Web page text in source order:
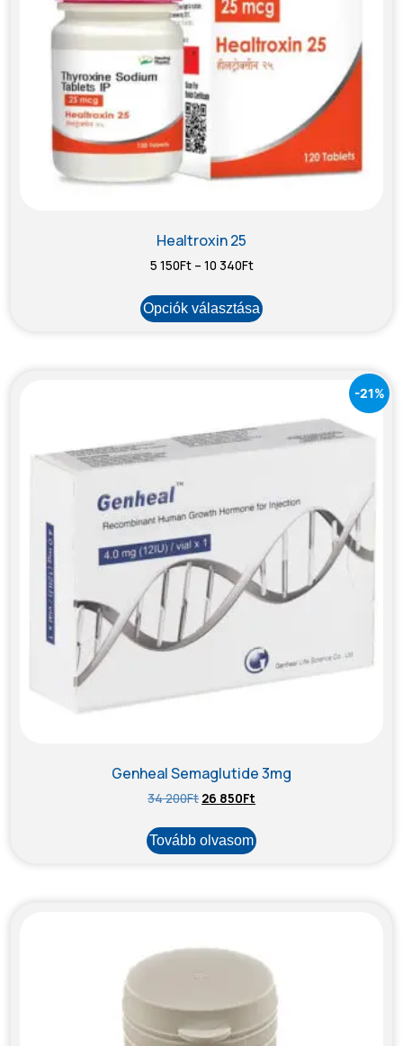
Healtroxin 25
5 150Ft – 10 340Ft
Opciók választása
-21%
Genheal Semaglutide 3mg
34 200Ft 26 850Ft
Tovább olvasom